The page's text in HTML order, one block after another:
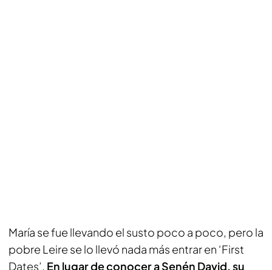
María se fue llevando el susto poco a poco, pero la
pobre Leire se lo llevó nada más entrar en ‘First
Dates’. En lugar de conocer a Senén David, su